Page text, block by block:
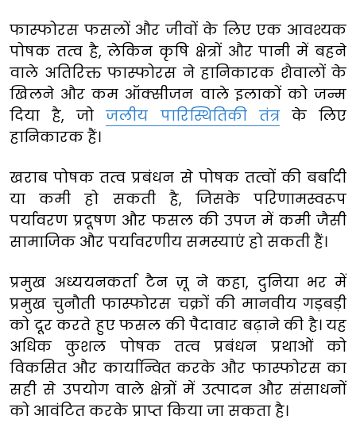
फास्फोरस फसलों और जीवों के लिए एक आवश्यक
पोषक तत्व है, लेकिन कृषि क्षेत्रों और पानी में बहने
वाले अतिरिक्त फास्फोरस ने हानिकारक शैवालों के
खिलने और कम ऑक्सीजन वाले इलाकों को जन्म
दिया है, जोजलीय पारिस्थितिकी तंत्रके लिए
हानिकारक हैं।
खराब पोषक तत्व प्रबंधन से पोषक तत्वों की बर्बादी
या कमी हो सकती है, जिसके परिणामस्वरूप
पर्यावरण प्रदूषण और फसल की उपज में कमी जैसी
सामाजिक और पर्यावरणीय समस्याएं हो सकती हैं।
प्रमुख अध्ययनकर्ता टैन ज़ू ने कहा, दुनिया भर में
प्रमुख चुनौती फास्फोरस चक्रों की मानवीय गड़बड़ी
को दूर करते हुए फसल की पैदावार बढ़ाने की है। यह
अधिक कुशल पोषक तत्व प्रबंधन प्रथाओं को
विकसित और कार्यान्वित करके और फास्फोरस का
सही से उपयोग वाले क्षेत्रों में उत्पादन और संसाधनों
को आवंटित करके प्राप्त किया जा सकता है।